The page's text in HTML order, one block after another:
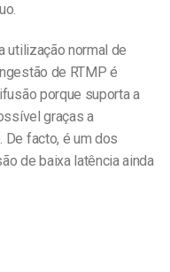
utilização normal de
de RTMP é
porque suporta a
graças a
facto, é um dos
de baixa latência ainda